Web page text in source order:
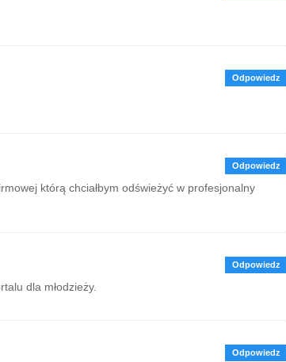
Odpowiedz
Odpowiedz
którą chciałbym odświeżyć w profesjonalny
Odpowiedz
dla młodzieży.
Odpowiedz